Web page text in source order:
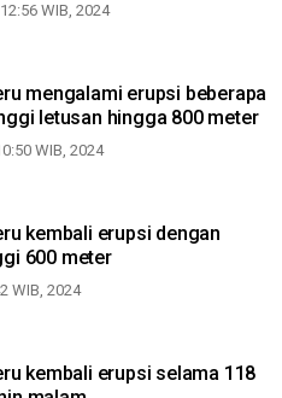
WIB, 2024
mengalami erupsi beberapa
letusan hingga 800 meter
WIB, 2024
kembali erupsi dengan
600 meter
WIB, 2024
kembali erupsi selama 118